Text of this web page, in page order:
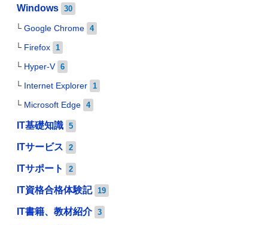
Windows 30
Google Chrome 4
Firefox 1
Hyper-V 6
Internet Explorer 1
Microsoft Edge 4
IT基礎知識 5
ITサービス 2
ITサポート 2
IT資格合格体験記 19
IT書籍、教材紹介 3